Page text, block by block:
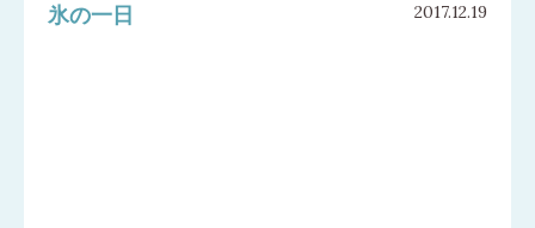
氷の一日 2017.12.19